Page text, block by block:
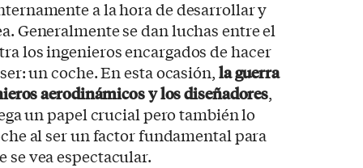
a la hora de desarrollar y
Generalmente se dan luchas entre el
los ingenieros encargados de hacer
un coche. En esta ocasión,la guerra
aerodinámicos y los diseñadores,
un papel crucial pero también lo
al ser un factor fundamental para
se vea espectacular.